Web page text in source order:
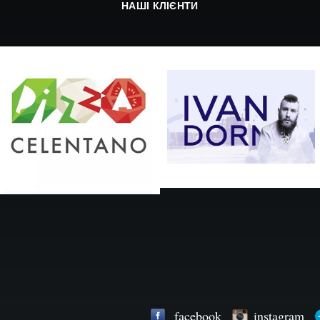
НАШІ КЛІЄНТИ
facebook instagram